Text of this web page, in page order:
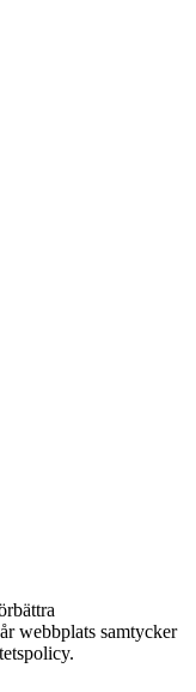
webbplats samtycker